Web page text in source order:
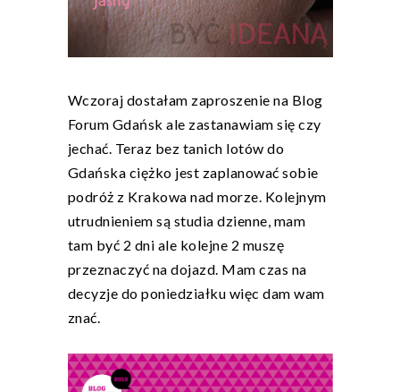
Wczoraj dostałam zaproszenie na Blog
Forum Gdańsk ale zastanawiam się czy
jechać. Teraz bez tanich lotów do
Gdańska ciężko jest zaplanować sobie
podróż z Krakowa nad morze. Kolejnym
utrudnieniem są studia dzienne, mam
tam być 2 dni ale kolejne 2 muszę
przeznaczyć na dojazd. Mam czas na
decyzje do poniedziałku więc dam wam
znać.